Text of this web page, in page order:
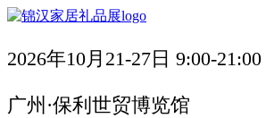
2026年10月21-27日 9:00-21:00
广州·保利世贸博览馆